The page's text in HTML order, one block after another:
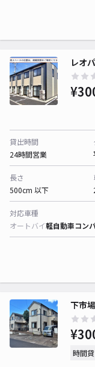
レオ
貸出時間
24時間営業
長さ
500cm 以下
対応車種
オートバイ軽自動車コン
下市
時間